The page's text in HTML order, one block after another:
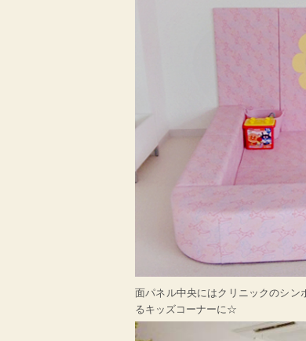
面パネル中央にはクリニックのシン
るキッズコーナーに☆